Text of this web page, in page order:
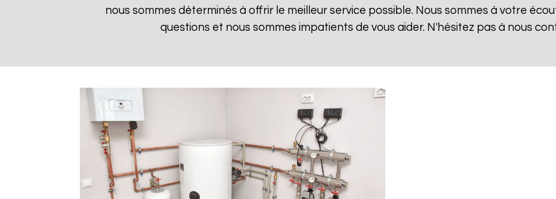
nous sommes déterminés à offrir le meilleur service possible. Nous sommes à votre
questions et nous sommes impatients de vous aider. N'hésitez pas à nous